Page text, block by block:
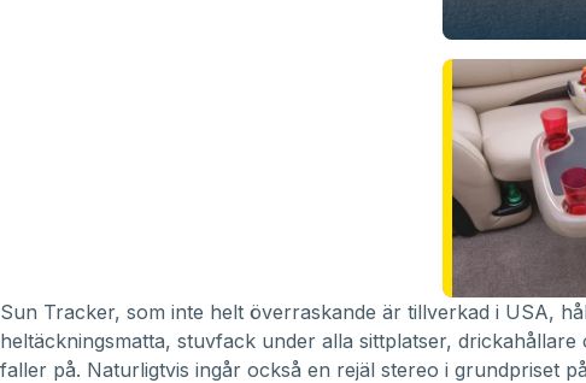
Sun Tracker, som inte helt överraskande är tillverkad i USA,
heltäckningsmatta, stuvfack under alla sittplatser,
faller på. Naturligtvis ingår också en rejäl stereo i grundpriset